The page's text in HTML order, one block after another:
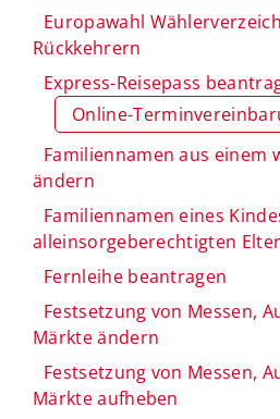
Europawahl
Rückkehrern
Express-Reisepass
Online-
Familiennamen aus einem
ändern
Familiennamen eines
alleinsorgeberechtigten
Fernleihe beantragen
Festsetzung von Messen,
Märkte ändern
Festsetzung von Messen,
Märkte aufheben